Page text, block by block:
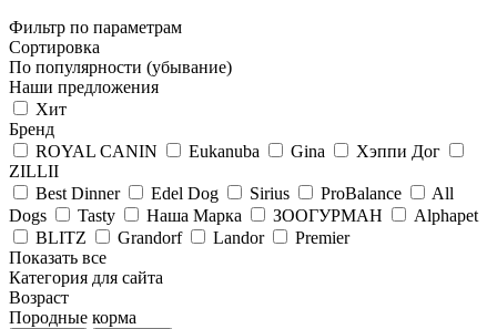
Фильтр по параметрам
Сортировка
По популярности (убывание)
Наши предложения
Хит
Бренд
ROYAL CANIN
Eukanuba Gina
Хэппи Дог
ZILLII
Best Dinner
Edel Dog Sirius ProBalance
All
Dogs
Tasty Наша Марка ЗООГУРМАН
Alphapet
BLITZ
Grandorf Landor
Premier
Показать все
Категория для сайта
Возраст
Породные корма